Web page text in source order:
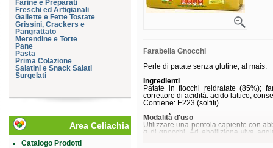
Farine e Preparati
Freschi ed Artigianali
Gallette e Fette Tostate
Grissini, Crackers e
Pangrattato
Merendine e Torte
Pane
Pasta
Prima Colazione
Salatini e Snack Salati
Surgelati
Area Celiachia
Catalogo Prodotti
Farabella Gnocchi
Perle di patate senza glutine, al mais.
Ingredienti
Patate in fiocchi reidratate (85%);
correttore di acidità: acido lattico;
Contiene: E223 (solfiti).
Modalità d'uso
Utilizzare una pentola capiente con
g di gnocchi. Ad ebollizione viva